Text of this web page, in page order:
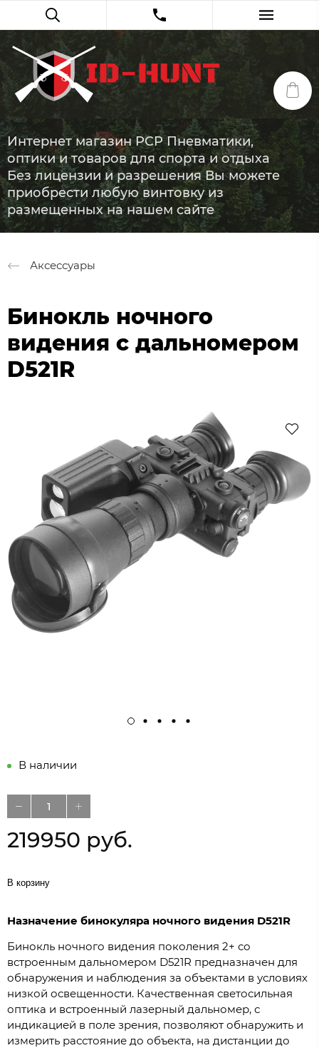
Интернет магазин PCP Пневматики,
оптики и товаров для спорта и отдыха
Без лицензии и разрешения Вы можете
приобрести любую винтовку из
размещенных на нашем сайте
Аксессуары
Бинокль ночного
видения с дальномером
D521R
В наличии
219950 руб.
В корзину
Назначение бинокуляра ночного видения D521R
Бинокль ночного видения поколения 2+ со
встроенным дальномером D521R предназначен для
обнаружения и наблюдения за объектами в условиях
низкой освещенности. Качественная светосильная
оптика и встроенный лазерный дальномер, с
индикацией в поле зрения, позволяют обнаружить и
измерить расстояние до объекта, на дистанции до